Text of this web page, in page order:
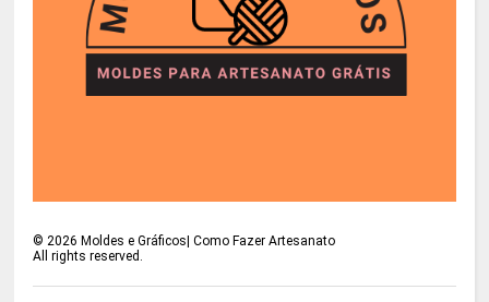
© 2026 Moldes e Gráficos| Como Fazer Artesanato
All rights reserved.